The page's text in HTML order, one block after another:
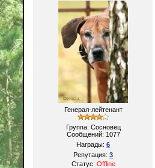
Генерал-лейтенант
Группа: Сосновец
Сообщений: 1077
Награды: 6
Репутация: 3
Статус: Offline